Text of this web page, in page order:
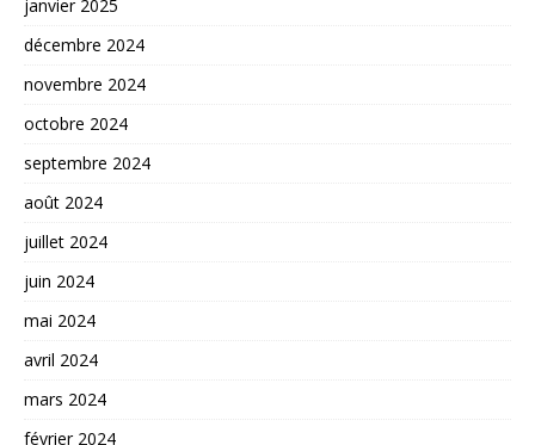
janvier 2025
décembre 2024
novembre 2024
octobre 2024
septembre 2024
août 2024
juillet 2024
juin 2024
mai 2024
avril 2024
mars 2024
février 2024